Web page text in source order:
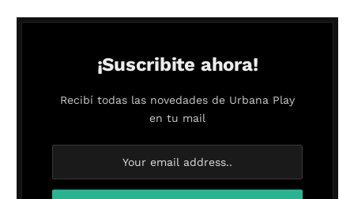
¡Suscribite ahora!
Recibí todas las novedades de Urbana Play
en tu mail